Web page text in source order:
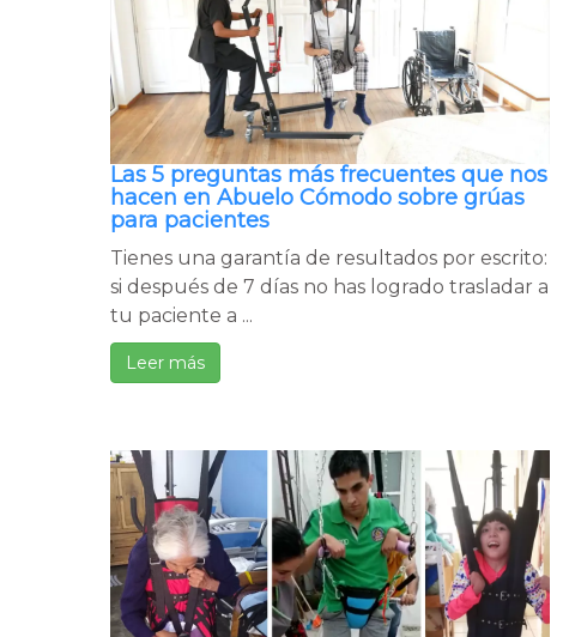
Las 5 preguntas más frecuentes que nos
hacen en Abuelo Cómodo sobre grúas
para pacientes
Tienes una garantía de resultados por escrito:
si después de 7 días no has logrado trasladar a
tu paciente a ...
Leer más